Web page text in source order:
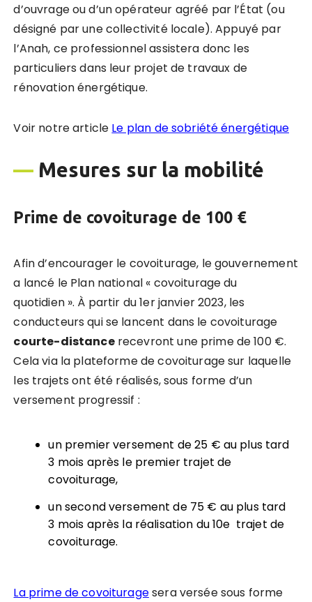
d’ouvrage ou d’un opérateur agréé par l’État (ou
désigné par une collectivité locale). Appuyé par
l’Anah, ce professionnel assistera donc les
particuliers dans leur projet de travaux de
rénovation énergétique.
Voir notre article Le plan de sobriété énergétique
— Mesures sur la mobilité
Prime de covoiturage de 100 €
Afin d’encourager le covoiturage, le gouvernement
a lancé le Plan national « covoiturage du
quotidien ». À partir du 1er janvier 2023, les
conducteurs qui se lancent dans le covoiturage
courte-distancerecevront une prime de 100 €.
Cela via la plateforme de covoi­turage sur laquelle
les trajets ont été réalisés, sous forme d’un
versement progressif :
un premier versement de 25 € au plus tard
3 mois après le premier trajet de
covoiturage,
un second versement de 75 € au plus tard
3 mois après la réalisation du 10e trajet de
covoiturage.
La prime de covoituragesera versée sous forme